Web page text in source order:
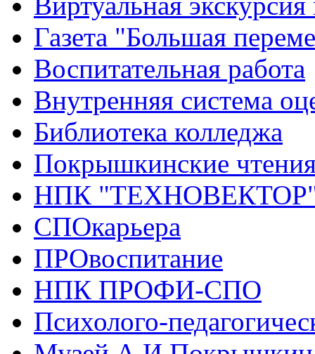
Газета "Большая
Воспитательная работа
Внутренняя система
Библиотека колледжа
Покрышкинские
НПК
СПОкарьера
ПРОвоспитание
НПК ПРОФИ-СПО
Психолого-